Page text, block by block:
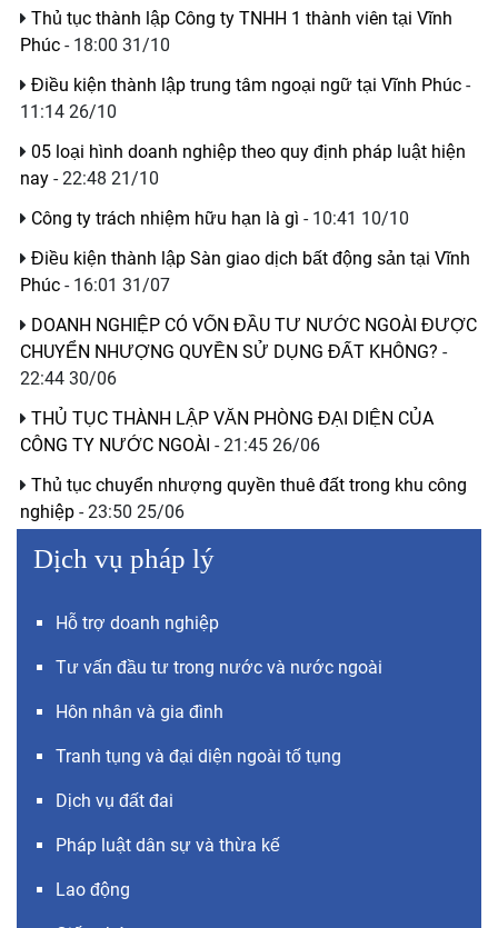
Thủ tục thành lập Công ty TNHH 1 thành viên tại Vĩnh
Phúc - 18:00 31/10
Điều kiện thành lập trung tâm ngoại ngữ tại Vĩnh Phúc -
11:14 26/10
05 loại hình doanh nghiệp theo quy định pháp luật hiện
nay - 22:48 21/10
Công ty trách nhiệm hữu hạn là gì - 10:41 10/10
Điều kiện thành lập Sàn giao dịch bất động sản tại Vĩnh
Phúc - 16:01 31/07
DOANH NGHIỆP CÓ VỐN ĐẦU TƯ NƯỚC NGOÀI ĐƯỢC
CHUYỂN NHƯỢNG QUYỀN SỬ DỤNG ĐẤT KHÔNG? -
22:44 30/06
THỦ TỤC THÀNH LẬP VĂN PHÒNG ĐẠI DIỆN CỦA
CÔNG TY NƯỚC NGOÀI - 21:45 26/06
Thủ tục chuyển nhượng quyền thuê đất trong khu công
nghiệp - 23:50 25/06
Dịch vụ pháp lý
Hỗ trợ doanh nghiệp
Tư vấn đầu tư trong nước và nước ngoài
Hôn nhân và gia đình
Tranh tụng và đại diện ngoài tố tụng
Dịch vụ đất đai
Pháp luật dân sự và thừa kế
Lao động